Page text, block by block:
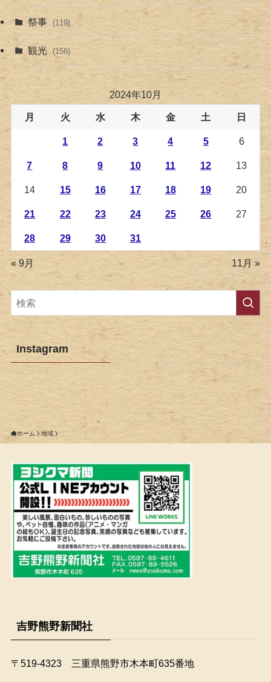
祭事 (119)
観光 (156)
2024年10月
月 火 水 木 金 土 日
1 2 3 4 5 6
7 8 9 10 11 12 13
14 15 16 17 18 19 20
21 22 23 24 25 26 27
28 29 30 31
« 9月 11月 »
Instagram
ホーム 地域
吉野熊野新聞社
〒519-4323 三重県熊野市木本町635番地